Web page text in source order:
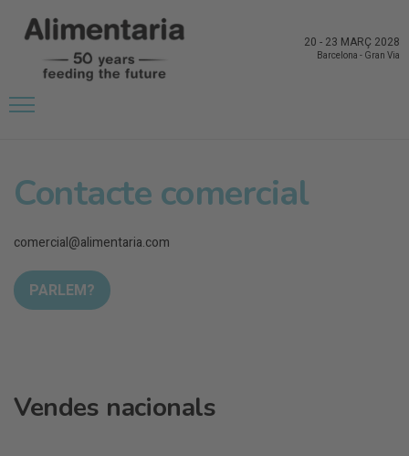
20 - 23 MARÇ 2028
Barcelona - Gran Via
Contacte comercial
comercial@alimentaria.com
PARLEM?
Vendes nacionals